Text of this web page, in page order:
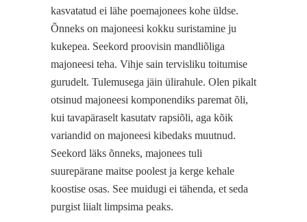
kasvatatud ei lähe poemajonees kohe üldse.
Õnneks on majoneesi kokku suristamine ju
kukepea. Seekord proovisin mandliõliga
majoneesi teha. Vihje sain tervisliku toitumise
gurudelt. Tulemusega jäin ülirahule. Olen pikalt
otsinud majoneesi komponendiks paremat õli,
kui tavapäraselt kasutatv rapsiõli, aga kõik
variandid on majoneesi kibedaks muutnud.
Seekord läks õnneks, majonees tuli
suurepärane maitse poolest ja kerge kehale
koostise osas. See muidugi ei tähenda, et seda
purgist liialt limpsima peaks.